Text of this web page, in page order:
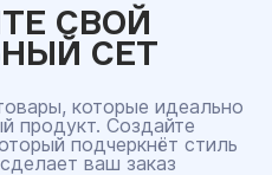
СВОЙ
СЕТ
которые идеально
продукт. Создайте
подчеркнёт стиль
ваш заказ